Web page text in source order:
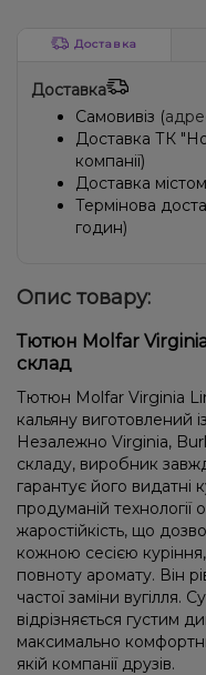
Доставка
Доставка
Самовивіз (
Доставка ТК
компанії)
Доставка
Термінова
годин)
Опис товару:
Тютюн Molfar
склад
Тютюн Molfar Virginia
кальяну виготовлений
Незалежно Virginia,
складу, виробник
гарантує його видатні
продуманій
жаростійкість, що
кожною сесією
повноту аромату. Він
частої заміни вугілля.
відрізняється густим
максимально
якій компанії друзів.